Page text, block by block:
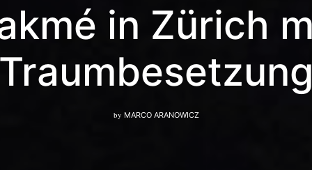
in Zürich
by MARCO ARANOWICZ